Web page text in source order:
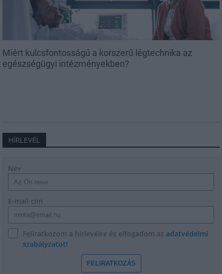
Miért kulcsfontosságú a korszerű légtechnika az
egészségügyi intézményekben?
HÍRLEVÉL
Név
E-mail cím
Feliratkozom a hírlevélre és elfogadom az adatvédelmi
szabályzatot!
FELIRATKOZÁS